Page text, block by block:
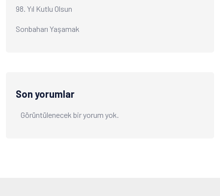
98. Yıl Kutlu Olsun
Sonbaharı Yaşamak
Son yorumlar
Görüntülenecek bir yorum yok.